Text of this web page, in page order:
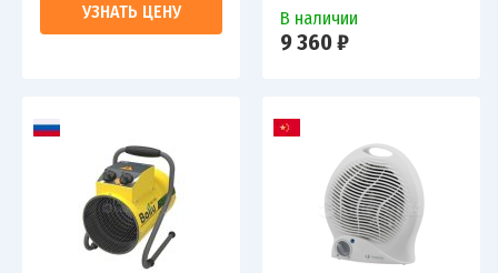
УЗНАТЬ ЦЕНУ
В наличии
9 360 ₽